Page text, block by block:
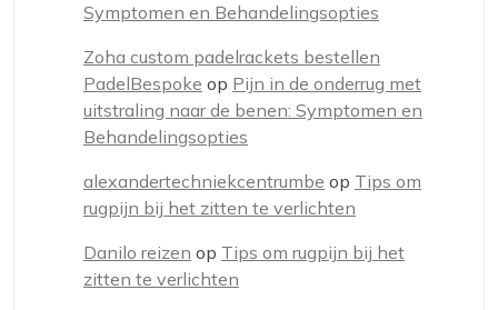
Symptomen en Behandelingsopties
Zoha custom padelrackets bestellen
PadelBespoke op Pijn in de onderrug met
uitstraling naar de benen: Symptomen en
Behandelingsopties
alexandertechniekcentrumbe op Tips om
rugpijn bij het zitten te verlichten
Danilo reizen op Tips om rugpijn bij het
zitten te verlichten